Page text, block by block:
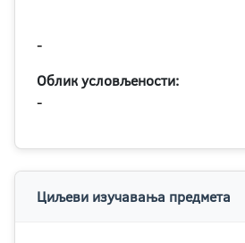
-
Облик условљености:
-
Циљеви изучавања предмета